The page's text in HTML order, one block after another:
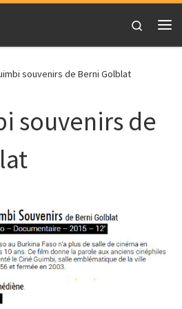
Search
souvenirs de Berni Golblat
souvenirs de